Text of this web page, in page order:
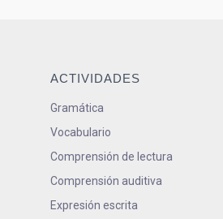
ACTIVIDADES
Gramática
Vocabulario
Comprensión de lectura
Comprensión auditiva
Expresión escrita